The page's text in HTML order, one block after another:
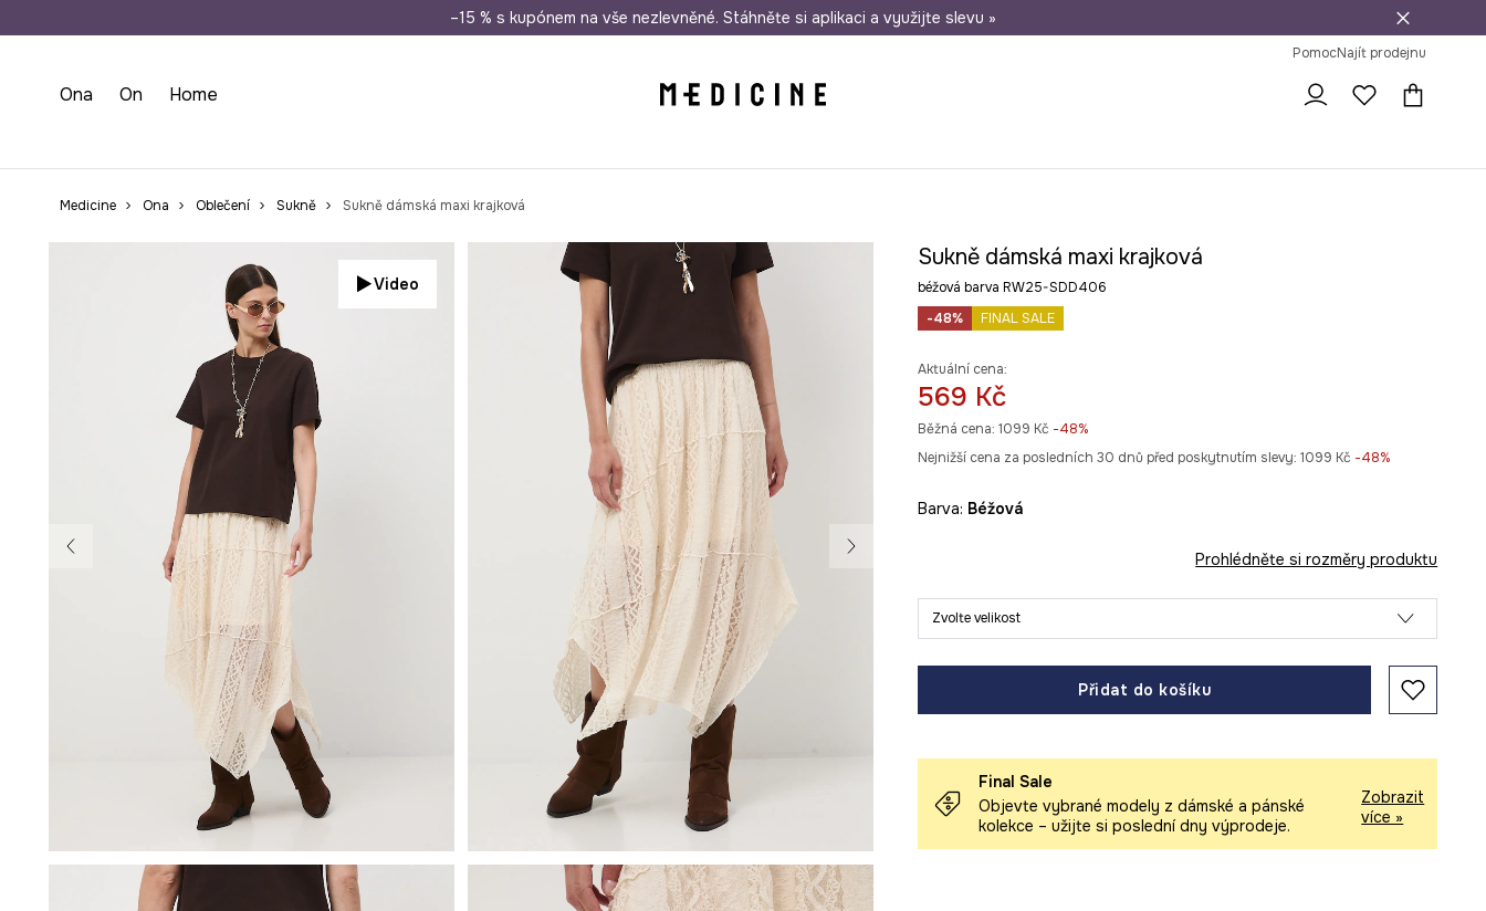
Doprava zdarma při nákupu nad 1 200 Kč Odeslání i do 24 hodin 30 dní na vrácení zboží
–15 % s kupónem na vše nezlevněné. Stáhněte si aplikaci a využijte slevu »
PomocNajít prodejnu
Ona On Home
Medicine Ona Oblečení Sukně Sukně dámská maxi krajková
Video
Sukně dámská maxi krajková
béžová barva RW25-SDD406
-48%
FINAL SALE
Aktuální cena:
569 Kč
Běžná cena: 1099 Kč -48%
Nejnižší cena za posledních 30 dnů před poskytnutím slevy: 1099 Kč -48%
Barva: béžová
Prohlédněte si rozměry produktu
Zvolte velikost
Přidat do košíku
Final Sale
Objevte vybrané modely z dámské a pánské
kolekce – užijte si poslední dny výprodeje.
Zobrazit
více »